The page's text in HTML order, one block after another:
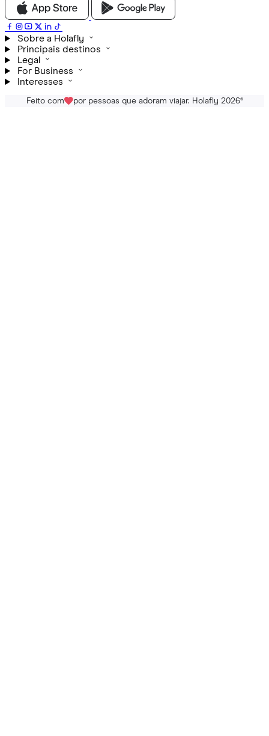
Sobre a Holafly
Principais destinos
Legal
For Business
Interesses
Feito com por pessoas que adoram viajar. Holafly 2026®